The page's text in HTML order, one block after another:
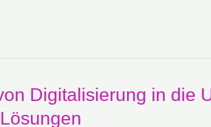
Digitalisierung in die